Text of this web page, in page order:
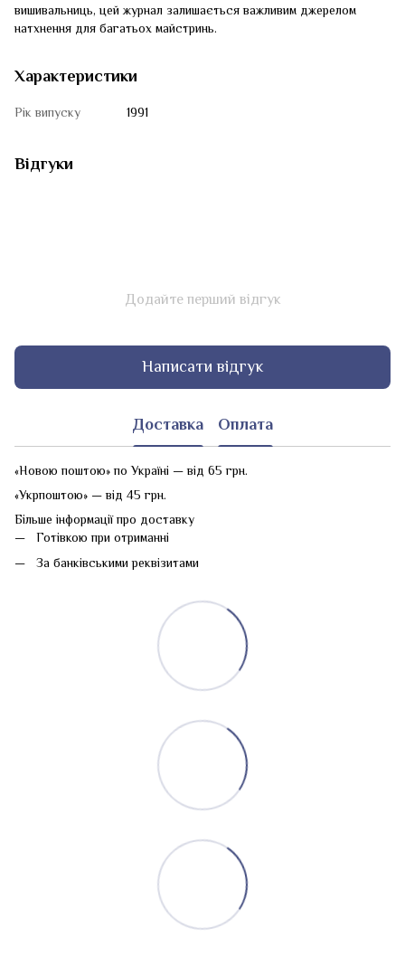
вишивальниць, цей журнал залишається важливим джерелом
натхнення для багатьох майстринь.
Характеристики
Рік випуску 1991
Відгуки
Додайте перший відгук
Написати відгук
Доставка Оплата
«Новою поштою» по Україні — від 65 грн.
«Укрпоштою» — від 45 грн.
Більше інформації про доставку
Готівкою при отриманні
За банківськими реквізитами